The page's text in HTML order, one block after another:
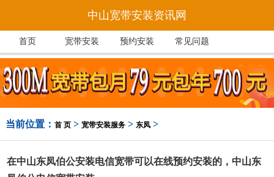
中山宽带安装资讯网
首页 宽带安装 预约安装 常见问题
当前位置： 首 页> 宽带安装服务> 东凤>
在中山东凤伯公安装电信宽带可以在线预约安装的，中山东